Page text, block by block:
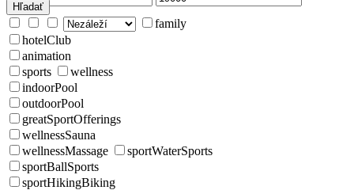
Hľadať
family
hotelClub
animation
sports
wellness
indoorPool
outdoorPool
greatSportOfferings
wellnessSauna
wellnessMassage
sportWaterSports
sportBallSports
sportHikingBiking